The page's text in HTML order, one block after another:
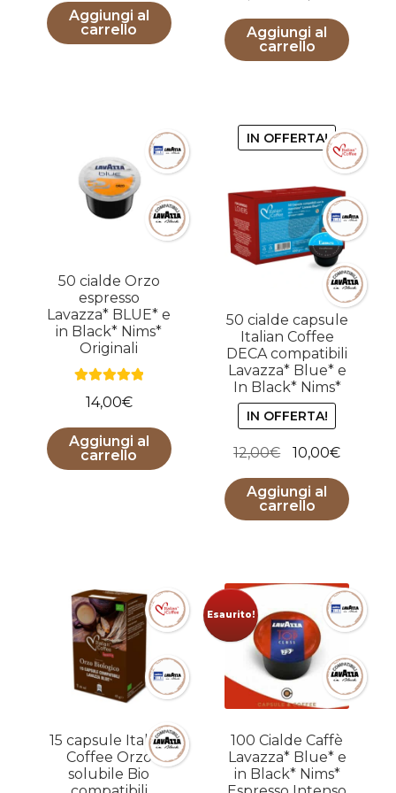
originale
era:
attuale
è:
Aggiungi al
carrello
prezzo
originale
era:
attuale
è:
Aggiungi al
carrello
50 cialde Orzo
espresso
Lavazza* BLUE* e
in Black* Nims*
Originali
su 5
14,00€
Aggiungi al
carrello
IN OFFERTA!
50 cialde capsule
Italian Coffee
DECA compatibili
Lavazza* Blue* e
In Black* Nims*
IN OFFERTA!
12,00€
prezzo
originale
era:
10,00€Il
attuale
è:
Aggiungi al
carrello
15 capsule Italian
Coffee Orzo
solubile Bio
Esaurito!
100 Cialde Caffè
Lavazza* Blue* e
in Black* Nims*